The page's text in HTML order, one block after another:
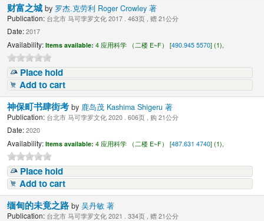
财富之城by 罗杰.克劳利 Roger Crowley 著
Publication: 台北市 马可孛罗文化 2017 . 463页 , 赠 21公分
Date: 2017
Availability: Items available: 4 应用科学 （二楼 E~F） [490.945 5570] (1),
Place hold
Add to cart
神保町书肆街考by 鹿岛茂 Kashima Shigeru 著
Publication: 台北市 马可孛罗文化 2020 . 606页 , 购 21公分
Date: 2020
Availability: Items available: 4 应用科学 （二楼 E~F） [487.631 4740] (1),
Place hold
Add to cart
缅甸的未竟之路by吴丹敏 著
Publication: 台北市 马可孛罗文化 2021 . 334页 , 赠 21公分